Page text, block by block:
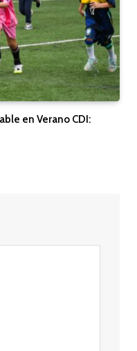
en Verano CDI: